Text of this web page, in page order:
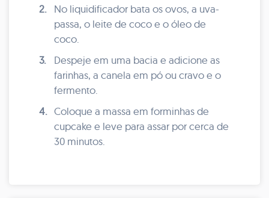
2.
No liquidificador bata os ovos, a uva-
passa, o leite de coco e o óleo de
coco.
3.
Despeje em uma bacia e adicione as
farinhas, a canela em pó ou cravo e o
fermento.
4. Coloque a massa em forminhas de
cupcake e leve para assar por cerca de
30 minutos.